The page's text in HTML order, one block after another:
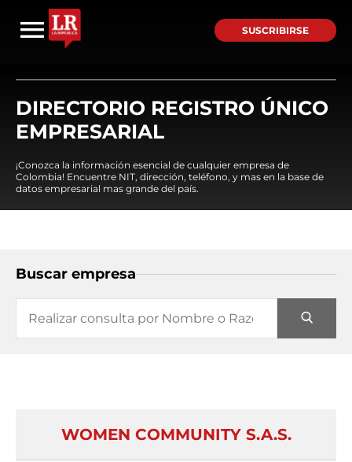
SUSCRIBIRSE
DIRECTORIO REGISTRO ÚNICO
EMPRESARIAL
¡Conozca la información esencial de cualquier empresa de
Colombia! Encuentre NIT, dirección, teléfono, y mas en la base de
datos empresarial mas grande del país.
Buscar empresa
WOMEN COMMUNITY S.A.S.